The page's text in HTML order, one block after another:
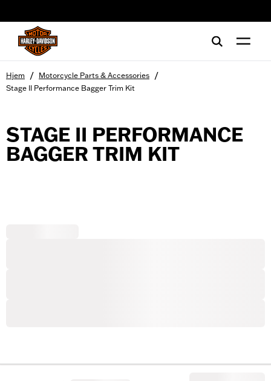
Hjem / Motorcycle Parts & Accessories /
Stage II Performance Bagger Trim Kit
STAGE II PERFORMANCE
BAGGER TRIM KIT